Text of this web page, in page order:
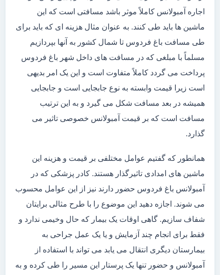
اجاره آمبولانس کاملاً موثر باشد مسافتی است که این
ماشین ها باید طی کنند. به عنوان مثال هزینه ای که باید برای
طی مسافت باغ فردوس تا شمال کشور به آنها بپردازیم
مسلماً با مبلغی که در مسافت های داخل شهر باغ فردوس
پرداخت می گردد کاملاً متفاوت است و این یک امر بدیهی
است زیرا قیمت وابسته به نوع جابجایی است و جابجایی
همیشه در بعد مسافت شکل می گیرد و به این ترتیب
مسافت است که بر قیمت آمبولانس خصوصی تاثیر می
گذارد.
همانطور که گفتیم عوامل مختلفی بر قیمت و هزینه این
ماشین های امدادی تاثیرگذار هستند. کادر پزشکی که در
آمبولانس باغ فردوس حضور دارند نیز از این عوامل محسوب
می شوند. اجازه دهید این موضوع را با طرح مثالی برایتان
شفاف سازیم. گاهی اوقات یک بیمار که حال وخیمی ندارد و
فقط برای انجام چند آزمایش و یا یک عمل جراحی به
بیمارستان دیگری انتقال می یابد می تواند با استفاده از
آمبولانس و حضور تنها یک پرستار این مسیر را طی کرده و به